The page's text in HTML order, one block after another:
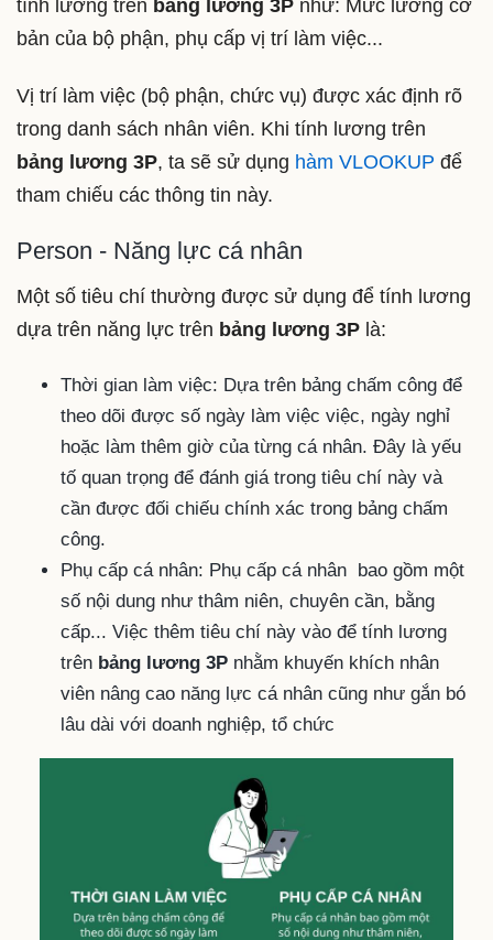
tính lương trên bảng lương 3P như: Mức lương cơ
bản của bộ phận, phụ cấp vị trí làm việc...
Vị trí làm việc (bộ phận, chức vụ) được xác định rõ
trong danh sách nhân viên. Khi tính lương trên
bảng lương 3P, ta sẽ sử dụng hàm VLOOKUP để
tham chiếu các thông tin này.
Person - Năng lực cá nhân
Một số tiêu chí thường được sử dụng để tính lương
dựa trên năng lực trên bảng lương 3P là:
Thời gian làm việc: Dựa trên bảng chấm công để
theo dõi được số ngày làm việc việc, ngày nghỉ
hoặc làm thêm giờ của từng cá nhân. Đây là yếu
tố quan trọng để đánh giá trong tiêu chí này và
cần được đối chiếu chính xác trong bảng chấm
công.
Phụ cấp cá nhân: Phụ cấp cá nhân bao gồm một
số nội dung như thâm niên, chuyên cần, bằng
cấp... Việc thêm tiêu chí này vào để tính lương
trên bảng lương 3P nhằm khuyến khích nhân
viên nâng cao năng lực cá nhân cũng như gắn bó
lâu dài với doanh nghiệp, tổ chức